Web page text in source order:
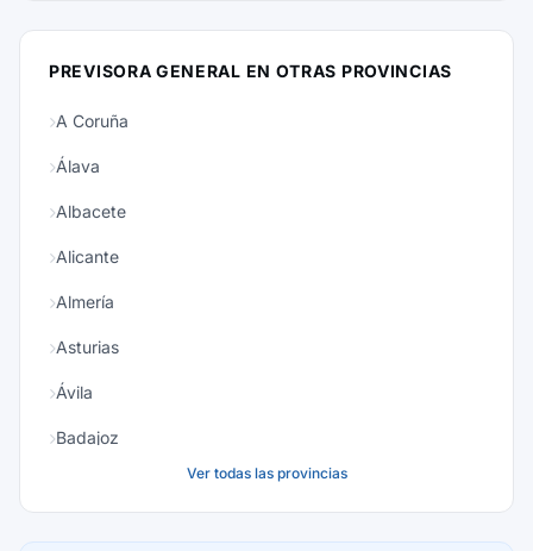
PREVISORA GENERAL EN OTRAS PROVINCIAS
A Coruña
Álava
Albacete
Alicante
Almería
Asturias
Ávila
Badajoz
Ver todas las provincias